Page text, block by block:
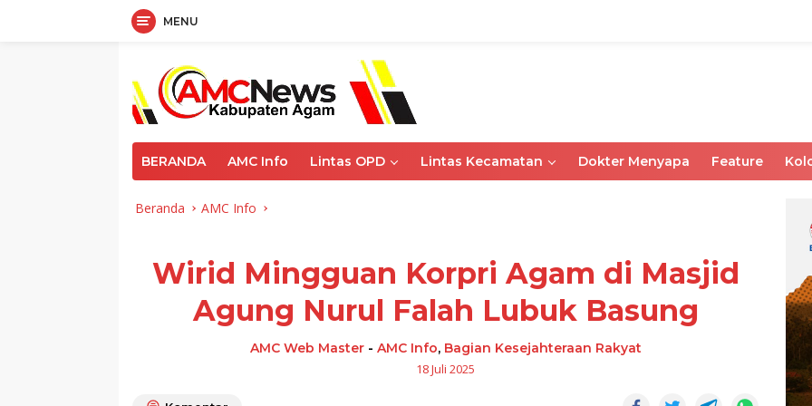
MENU
BERANDA AMC Info Lintas OPD Lintas Kecamatan Dokter Menyapa Feature
Beranda AMC Info
Wirid Mingguan Korpri Agam di Masjid
Agung Nurul Falah Lubuk Basung
AMC Web Master- AMC Info, Bagian Kesejahteraan Rakyat
18 Juli 2025